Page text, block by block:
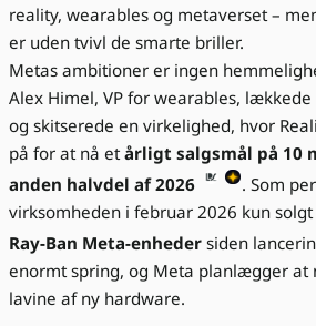
reality, wearables og metaverset –
er uden tvivl de smarte briller.
Metas ambitioner er ingen
Alex Himel, VP for wearables,
og skitserede en virkelighed, hvor
på for at nå etårligt salgsmål på 10
anden halvdel af 2026
. Som
virksomheden i februar 2026 kun
Ray-Ban Meta-enheder siden
enormt spring, og Meta planlægger at
lavine af ny hardware.